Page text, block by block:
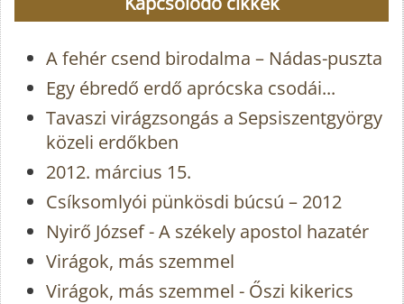
A fehér csend birodalma – Nádas-puszta
Egy ébredő erdő aprócska csodái...
Tavaszi virágzsongás a Sepsiszentgyörgy
közeli erdőkben
2012. március 15.
Csíksomlyói pünkösdi búcsú – 2012
Nyirő József - A székely apostol hazatér
Virágok, más szemmel
Virágok, más szemmel - Őszi kikerics